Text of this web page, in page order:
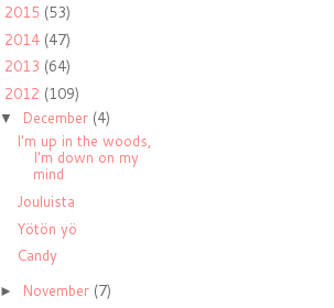
2015 (53)
2014 (47)
2013 (64)
2012 (109)
▼ December (4)
I'm up in the woods,
I'm down on my
mind
Jouluista
Yötön yö
Candy
► November (7)